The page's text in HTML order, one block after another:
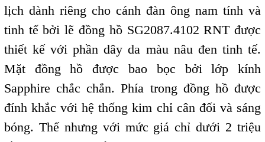
lịch dành riêng cho cánh đàn ông nam tính và
tinh tế bởi lẽ đồng hồ SG2087.4102 RNT được
thiết kế với phần dây da màu nâu đen tinh tế.
Mặt đồng hồ được bao bọc bởi lớp kính
Sapphire chắc chắn. Phía trong đồng hồ được
đính khắc với hệ thống kim chỉ cân đối và sáng
bóng. Thế nhưng với mức giá chỉ dưới 2 triệu